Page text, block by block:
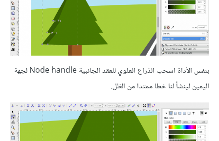
بنفس الأداة اسحب الذراع العلوي للعقد الجانبية Node handle لجهة
اليمين لينشأ لنا خطا ممتدا من الظل.